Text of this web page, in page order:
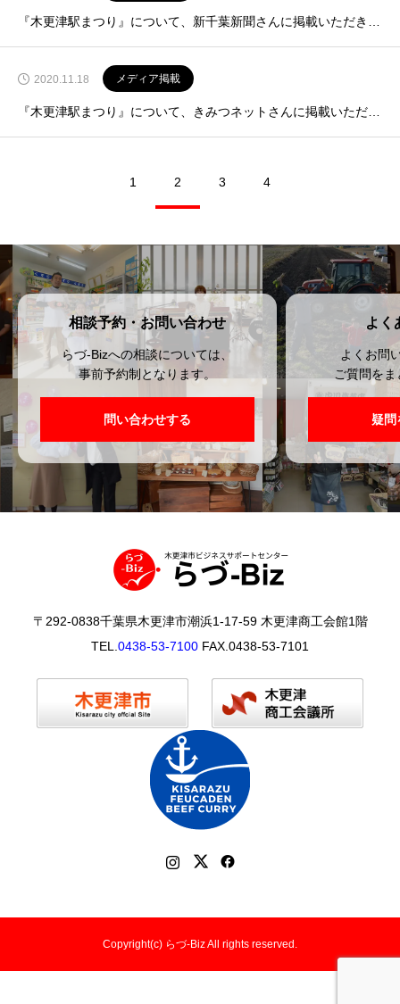
2020.11.18 メディア掲載
1 2 3 4
相談予約・お問い合わせ
らづ-Bizへの相談については、
事前予約制となります。
問い合わせする
よく
よくお問
ご質問を
疑問
〒292-0838千葉県木更津市潮浜1-17-59 木更津商工会館1階
TEL. 0438-53-7100 FAX.0438-53-7101
Copyright(c) らづ-Biz All rights reserved.